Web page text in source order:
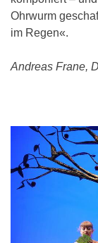
Ohrwurm
im Regen«.
Andreas Frane,